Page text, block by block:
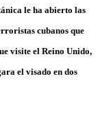
le ha abierto las
cubanos que
visite el Reino Unido,
el visado en dos